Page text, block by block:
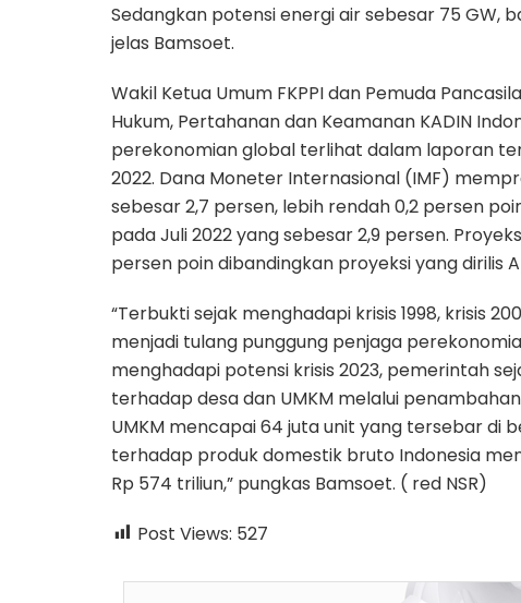
Sedangkan potensi energi air sebesar 75 GW,
jelas Bamsoet.
Wakil Ketua Umum FKPPI dan Pemuda
Hukum, Pertahanan dan Keamanan KADIN
perekonomian global terlihat dalam laporan
2022. Dana Moneter Internasional (IMF)
sebesar 2,7 persen, lebih rendah 0,2 persen
pada Juli 2022 yang sebesar 2,9 persen.
persen poin dibandingkan proyeksi yang dirilis
“Terbukti sejak menghadapi krisis 1998, krisis
menjadi tulang punggung penjaga
menghadapi potensi krisis 2023, pemerintah
terhadap desa dan UMKM melalui
UMKM mencapai 64 juta unit yang tersebar di
terhadap produk domestik bruto Indonesia
Rp 574 triliun,” pungkas Bamsoet. ( red NSR)
Post Views: 527